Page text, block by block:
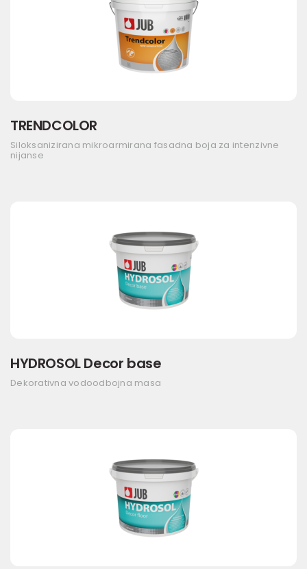
TRENDCOLOR
Siloksanizirana mikroarmirana fasadna boja za intenzivne
nijanse
HYDROSOL Decor base
Dekorativna vodoodbojna masa